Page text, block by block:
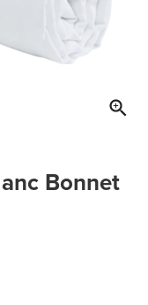
Bonnet